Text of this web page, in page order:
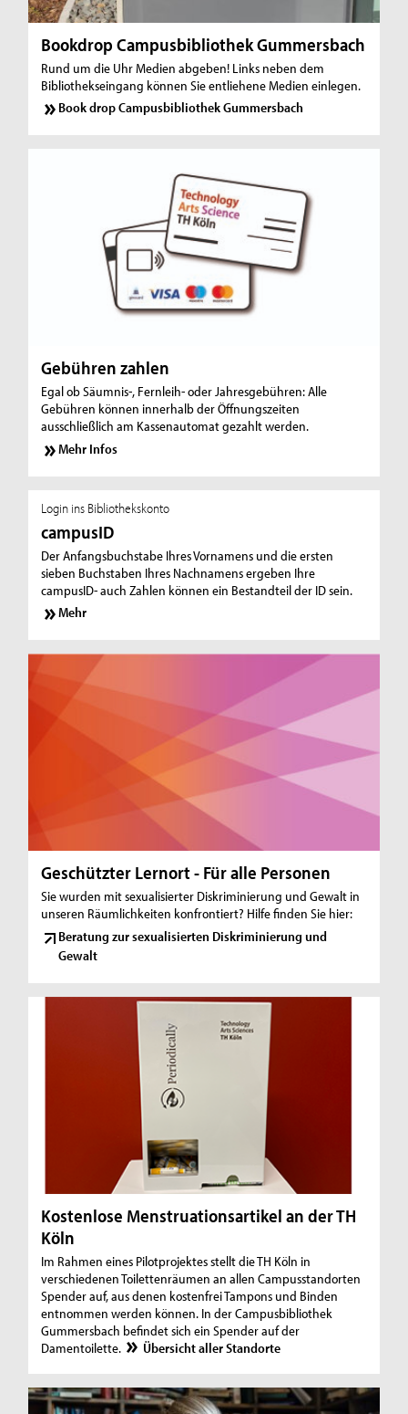
Bookdrop Campusbibliothek Gummersbach
Rund um die Uhr Medien abgeben! Links neben dem
Bibliothekseingang können Sie entliehene Medien einlegen.
Book drop Campusbibliothek Gummersbach
Gebühren zahlen
Egal ob Säumnis-, Fernleih- oder Jahresgebühren: Alle
Gebühren können innerhalb der Öffnungszeiten
ausschließlich am Kassenautomat gezahlt werden.
Mehr Infos
Login ins Bibliothekskonto
campusID
Der Anfangsbuchstabe Ihres Vornamens und die ersten
sieben Buchstaben Ihres Nachnamens ergeben Ihre
campusID- auch Zahlen können ein Bestandteil der ID sein.
Mehr
Geschützter Lernort - Für alle Personen
Sie wurden mit sexualisierter Diskriminierung und Gewalt in
unseren Räumlichkeiten konfrontiert? Hilfe finden Sie hier:
Beratung zur sexualisierten Diskriminierung und
Gewalt
Kostenlose Menstruationsartikel an der TH
Köln
Im Rahmen eines Pilotprojektes stellt die TH Köln in
verschiedenen Toilettenräumen an allen Campusstandorten
Spender auf, aus denen kostenfrei Tampons und Binden
entnommen werden können. In der Campusbibliothek
Gummersbach befindet sich ein Spender auf der
Damentoilette.
Übersicht aller Standorte